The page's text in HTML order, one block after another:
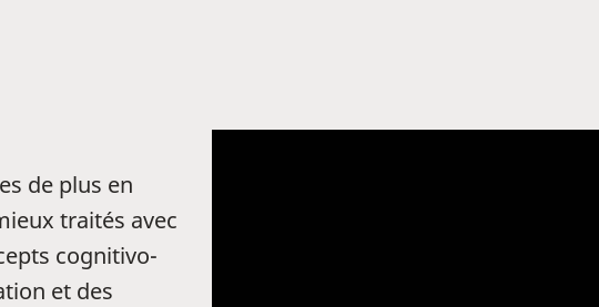
de plus en
traités avec
cognitivo-
et des